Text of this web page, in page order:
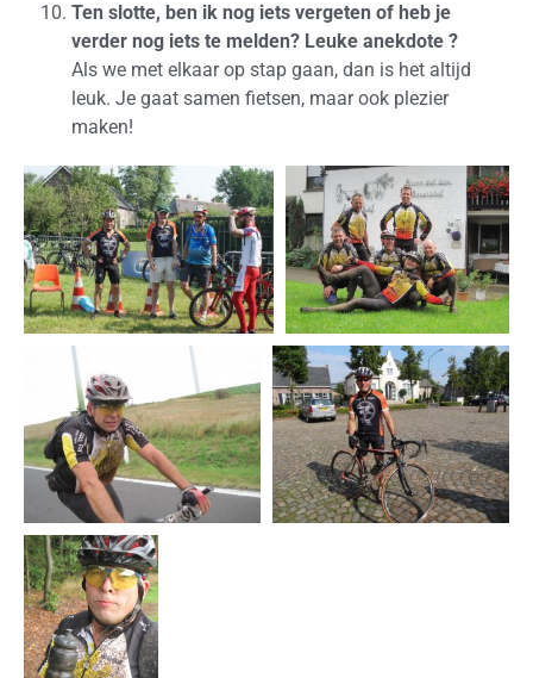
Ten slotte, ben ik nog iets vergeten of heb je
verder nog iets te melden? Leuke anekdote ?
Als we met elkaar op stap gaan, dan is het altijd
leuk. Je gaat samen fietsen, maar ook plezier
maken!